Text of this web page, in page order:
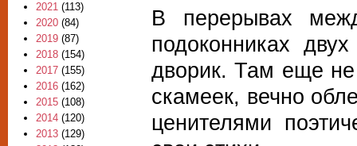
В перерывах
подоконниках
дворик. Там еще
скамеек, вечно
ценителями
2021 (113)
2020 (84)
2019 (87)
2018 (154)
2017 (155)
2016 (162)
2015 (108)
2014 (120)
2013 (129)